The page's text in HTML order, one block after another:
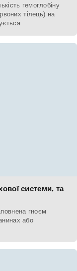
гемоглобіну
тілець) на
системи, та
гноєм
або